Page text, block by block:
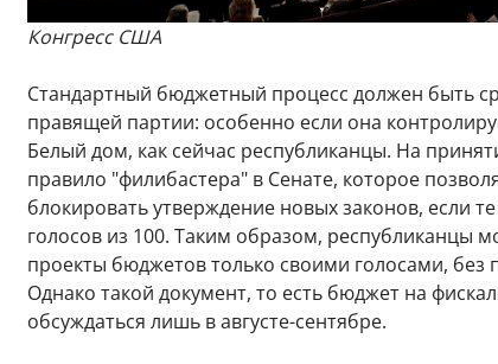
Конгресс США
Стандартный бюджетный процесс должен быть
правящей партии: особенно если она
Белый дом, как сейчас республиканцы. На
правило "филибастера" в Сенате, которое
блокировать утверждение новых законов, если
голосов из 100. Таким образом, республиканцы
проекты бюджетов только своими голосами, без
Однако такой документ, то есть бюджет на
обсуждаться лишь в августе-сентябре.